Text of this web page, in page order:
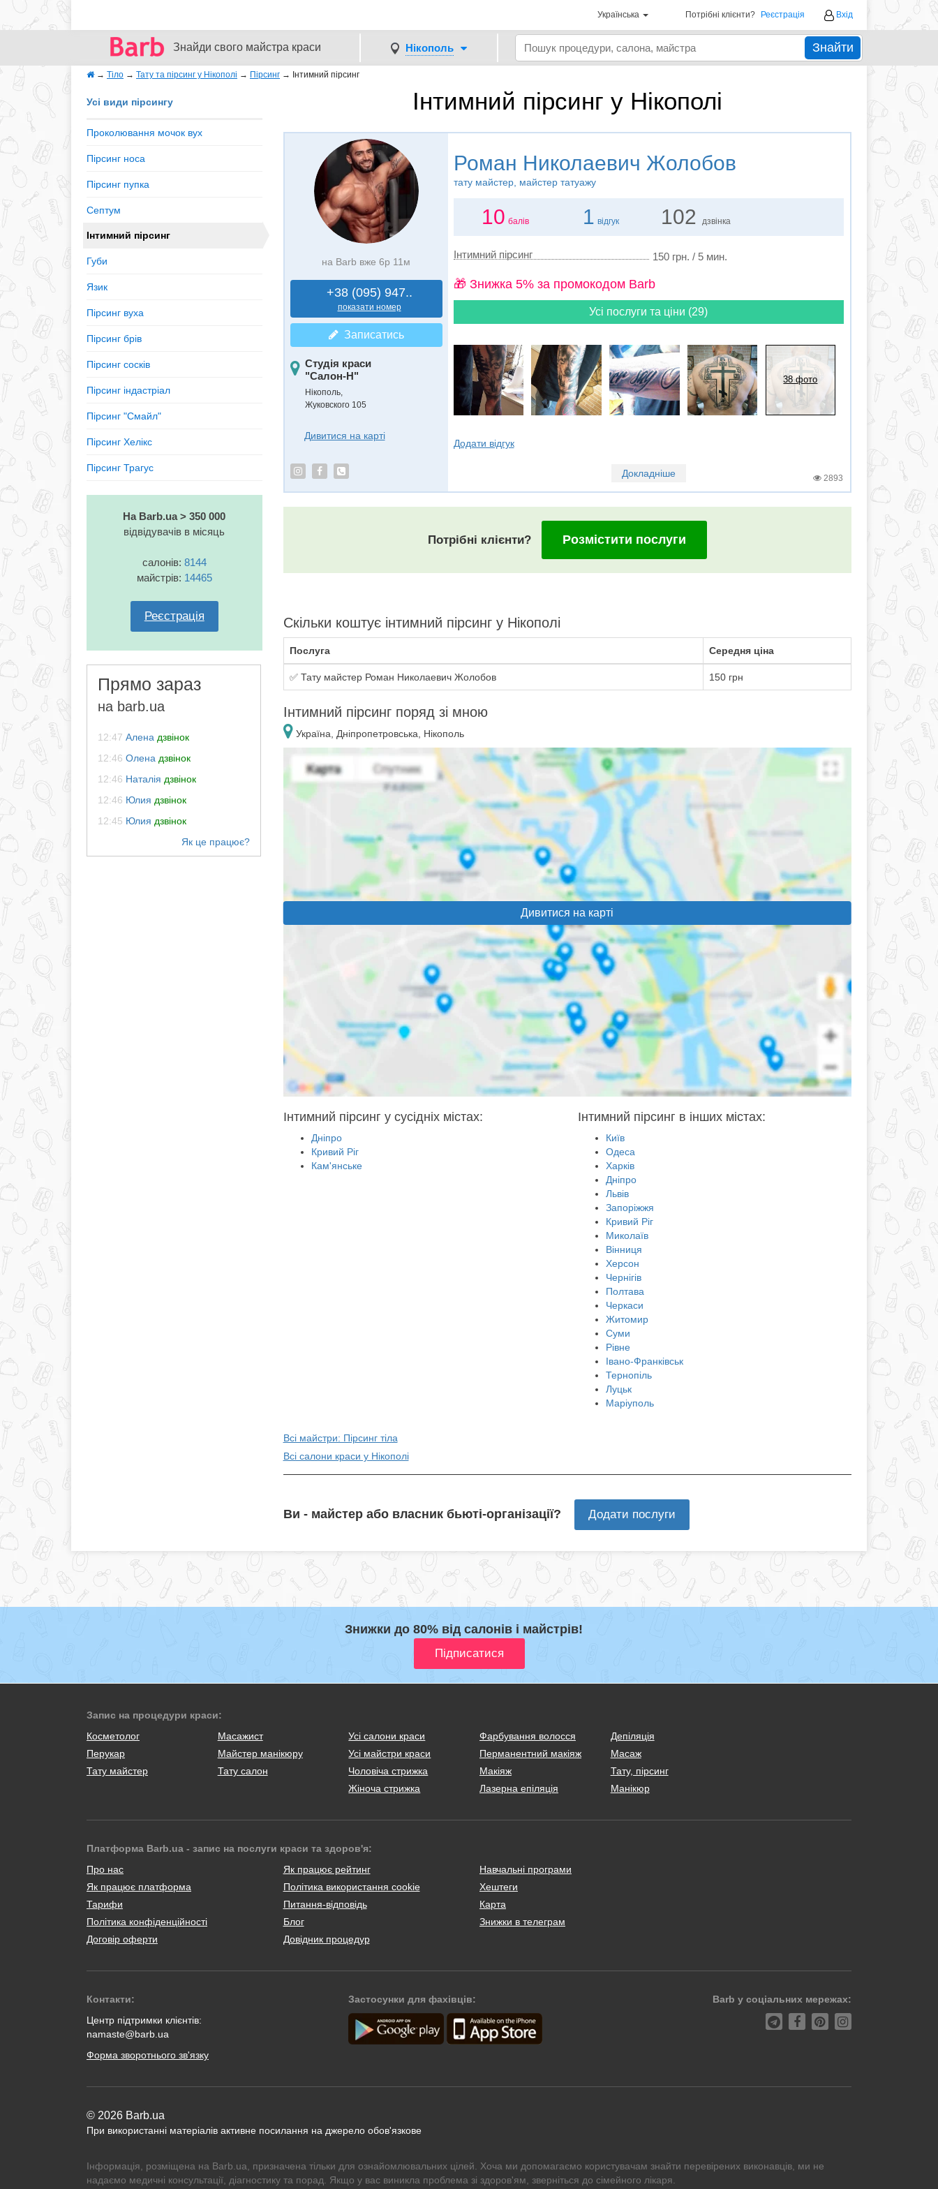
Українська Потрібні клієнти? Реєстрація Вхід
Знайди свого майстра краси Нікополь Знайти
→ Тіло → Тату та пірсинг у Нікополі → Пірсинг → Iнтимний пірсинг
Iнтимний пірсинг у Нікополі
Усі види пірсингу
Проколювання мочок вух
Пірсинг носа
Пірсинг пупка
Септум
Iнтимний пірсинг
Губи
Язик
Пiрсинг вуха
Пірсинг брiв
Пірсинг сосків
Пірсинг індастріал
Пірсинг "Смайл"
Пірсинг Хелікс
Пірсинг Трагус
На Barb.ua > 350 000
відвідувачів в місяць
салонів: 8144
майстрів: 14465
Реєстрація
Прямо зараз
на barb.ua
12:47 Алена дзвінок
12:46 Олена дзвінок
12:46 Наталія дзвінок
12:46 Юлия дзвінок
12:45 Юлия дзвінок
на Barb вже 6р 11м
+38 (095) 947..
показати номер
Записатись
Студія краси
"Салон-Н"
Нікополь,
Жуковского 105
Дивитися на карті
Роман Николаевич Жолобов
тату майстер, майстер татуажу
10 балів 1 відгук 102 дзвінка
Iнтимний пірсинг 150 грн. / 5 мин.
🎁 Знижка 5% за промокодом Barb
Усі послуги та ціни (29)
38 фото
Додати відгук
Докладніше 2893
Потрібні клієнти? Розмістити послуги
Скільки коштує iнтимний пірсинг у Нікополі
Послуга Середня ціна
✅ Тату майстер Роман Николаевич Жолобов 150 грн
Iнтимний пірсинг поряд зі мною
Україна, Дніпропетровська, Нікополь
Дивитися на карті
Iнтимний пірсинг у сусідніх містах:
Дніпро
Кривий Ріг
Кам'янське
Iнтимний пірсинг в інших містах:
Київ
Одеса
Харків
Дніпро
Львів
Запоріжжя
Кривий Ріг
Миколаїв
Вінниця
Херсон
Чернігів
Полтава
Черкаси
Житомир
Суми
Рівне
Івано-Франківськ
Тернопіль
Луцьк
Маріуполь
Всі майстри: Пірсинг тіла
Всі салони краси у Нікополі
Ви - майстер або власник бьюті-організації? Додати послуги
Знижки до 80% від салонів і майстрів!
Запис на процедури краси:
Косметолог
Масажист
Перукар
Майстер манікюру
Тату майстер
Тату салон
Усі салони краси
Усі майстри краси
Чоловіча стрижка
Жіноча стрижка
Фарбування волосся
Перманентний макіяж
Макіяж
Лазерна епіляція
Депіляція
Масаж
Тату, пірсинг
Манікюр
Платформа Barb.ua - запис на послуги краси та здоров'я:
Про нас
Як працює платформа
Тарифи
Політика конфіденційності
Договір оферти
Як працює рейтинг
Політика використання cookie
Питання-відповідь
Блог
Довідник процедур
Навчальні програми
Хештеги
Карта
Знижки в телеграм
Контакти:
Центр підтримки клієнтів:
namaste@barb.ua
Форма зворотнього зв'язку
Застосунки для фахівців: Barb у соціальних мережах:
© 2026 Barb.ua
При використанні матеріалів активне посилання на джерело обов'язкове
Інформація, розміщена на Barb.ua, призначена тільки для ознайомлювальних цілей. Хоча ми допомагаємо користувачам знайти перевірених виконавців, ми не
надаємо медичні консультації, діагностику та порад. Якщо у вас виникла проблема зі здоров'ям, зверніться до сімейного лікаря.